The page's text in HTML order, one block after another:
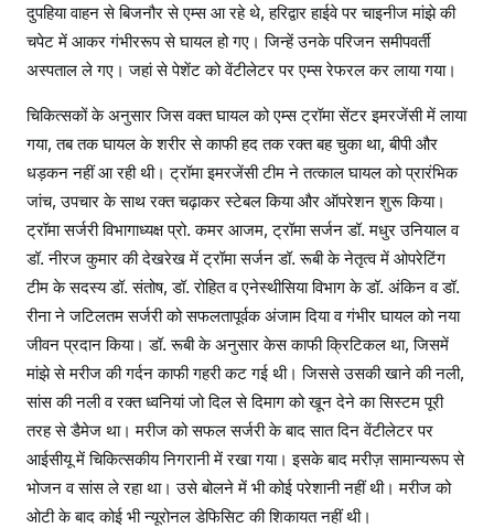
दुपहिया वाहन से बिजनौर से एम्स आ रहे थे, हरिद्वार हाईवे पर चाइनीज मांझे की
चपेट में आकर गंभीररूप से घायल हो गए। जिन्हें उनके परिजन समीपवर्ती
अस्पताल ले गए। जहां से पेशेंट को वेंटीलेटर पर एम्स रेफरल कर लाया गया।
चिकित्सकों के अनुसार जिस वक्त घायल को एम्स ट्रॉमा सेंटर इमरजेंसी में लाया
गया, तब तक घायल के शरीर से काफी हद तक रक्त बह चुका था, बीपी और
धड़कन नहीं आ रही थी। ट्रॉमा इमरजेंसी टीम ने तत्काल घायल को प्रारंभिक
जांच, उपचार के साथ रक्त चढ़ाकर स्टेबल किया और ऑपरेशन शुरू किया।
ट्रॉमा सर्जरी विभागाध्यक्ष प्रो. कमर आजम, ट्रॉमा सर्जन डॉ. मधुर उनियाल व
डॉ. नीरज कुमार की देखरेख में ट्रॉमा सर्जन डॉ. रूबी के नेतृत्व में ओपरेटिंग
टीम के सदस्य डॉ. संतोष, डॉ. रोहित व एनेस्थीसिया विभाग के डॉ. अंकिन व डॉ.
रीना ने जटिलतम सर्जरी को सफलतापूर्वक अंजाम दिया व गंभीर घायल को नया
जीवन प्रदान किया। डॉ. रूबी के अनुसार केस काफी क्रिटिकल था, जिसमें
मांझे से मरीज की गर्दन काफी गहरी कट गई थी। जिससे उसकी खाने की नली,
सांस की नली व रक्त ध्वनियां जो दिल से दिमाग को खून देने का सिस्टम पूरी
तरह से डैमेज था। मरीज को सफल सर्जरी के बाद सात दिन वेंटीलेटर पर
आईसीयू में चिकित्सकीय निगरानी में रखा गया। इसके बाद मरीज़ सामान्यरूप से
भोजन व सांस ले रहा था। उसे बोलने में भी कोई परेशानी नहीं थी। मरीज को
ओटी के बाद कोई भी न्यूरोनल डेफिसिट की शिकायत नहीं थी।